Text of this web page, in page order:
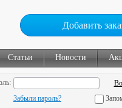
Добавить
Статьи Новости
Забыли пароль?